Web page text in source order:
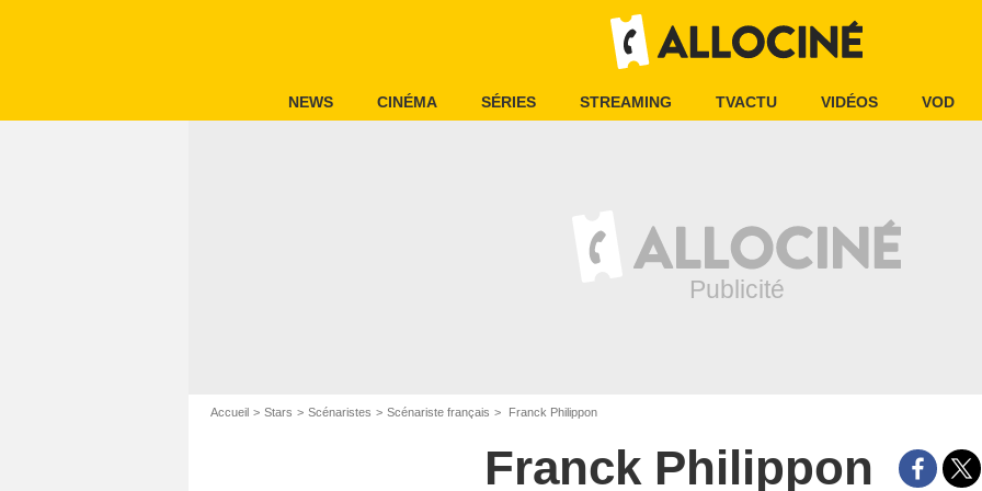
NEWS CINÉMA SÉRIES STREAMING TVACTU VIDÉOS VOD
Accueil Stars Scénaristes Scénariste français Franck Philippon
Franck Philippon